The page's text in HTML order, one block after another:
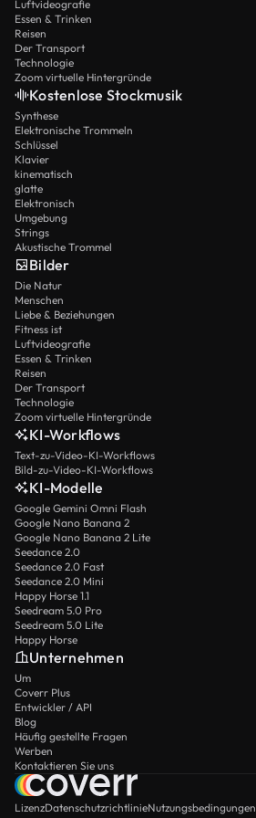
Luftvideografie
Essen & Trinken
Reisen
Der Transport
Technologie
Zoom virtuelle Hintergründe
Kostenlose Stockmusik
Synthese
Elektronische Trommeln
Schlüssel
Klavier
kinematisch
glatte
Elektronisch
Umgebung
Strings
Akustische Trommel
Bilder
Die Natur
Menschen
Liebe & Beziehungen
Fitness ist
Luftvideografie
Essen & Trinken
Reisen
Der Transport
Technologie
Zoom virtuelle Hintergründe
KI-Workflows
Text-zu-Video-KI-Workflows
Bild-zu-Video-KI-Workflows
KI-Modelle
Google Gemini Omni Flash
Google Nano Banana 2
Google Nano Banana 2 Lite
Seedance 2.0
Seedance 2.0 Fast
Seedance 2.0 Mini
Happy Horse 1.1
Seedream 5.0 Pro
Seedream 5.0 Lite
Happy Horse
Unternehmen
Um
Coverr Plus
Entwickler / API
Blog
Häufig gestellte Fragen
Werben
Kontaktieren Sie uns
LizenzDatenschutzrichtlinieNutzungsbedingungen